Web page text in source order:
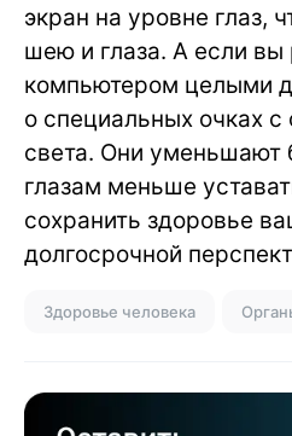
экран на уровне глаз,
шею и глаза. А если вы
компьютером целыми
о специальных очках
света. Они уменьшают
глазам меньше
сохранить здоровье
долгосрочной
Здоровье человека